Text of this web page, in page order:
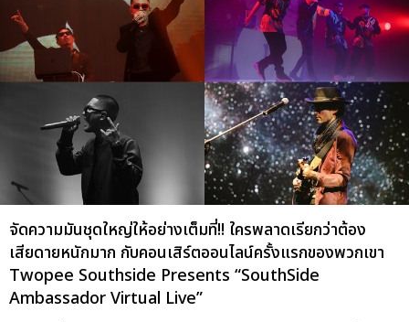
จัดความมันชุดใหญ่ให้อย่างเต็มที่!! ใครพลาดเรียกว่าต้อง
เสียดายหนักมาก กับคอนเสิร์ตออนไลน์ครั้งแรกของพวกเขา
Twopee Southside Presents “SouthSide
Ambassador Virtual Live”